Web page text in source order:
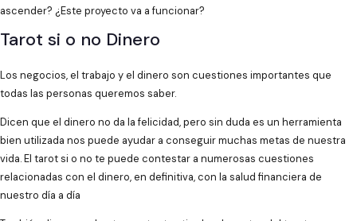
ascender? ¿Este proyecto va a funcionar?
Tarot si o no Dinero
Los negocios, el trabajo y el dinero son cuestiones importantes que
todas las personas queremos saber.
Dicen que el dinero no da la felicidad, pero sin duda es un herramienta
bien utilizada nos puede ayudar a conseguir muchas metas de nuestra
vida. El tarot si o no te puede contestar a numerosas cuestiones
relacionadas con el dinero, en definitiva, con la salud financiera de
nuestro día a día